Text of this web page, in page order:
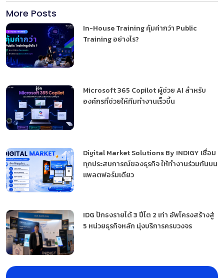
More Posts
In-House Training คุ้มค่ากว่า Public
Training อย่างไร?
Microsoft 365 Copilot ผู้ช่วย AI สำหรับ
องค์กรที่ช่วยให้ทีมทำงานเร็วขึ้น
Digital Market Solutions By INDIGY เชื่อม
ทุกประสบการณ์ของธุรกิจ ให้ทำงานร่วมกันบน
แพลตฟอร์มเดียว
IDG ปักธงรายได้ 3 ปีโต 2 เท่า อัพโครงสร้างสู่
5 หน่วยธุรกิจหลัก มุ่งบริการครบวงจร